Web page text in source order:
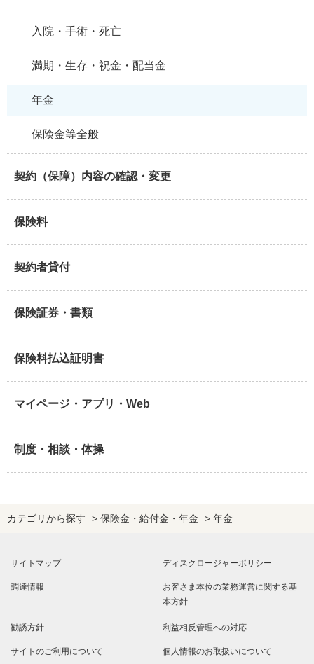
入院・手術・死亡
満期・生存・祝金・配当金
年金
保険金等全般
契約（保障）内容の確認・変更
保険料
契約者貸付
保険証券・書類
保険料払込証明書
マイページ・アプリ・Web
制度・相談・体操
カテゴリから探す > 保険金・給付金・年金 > 年金
サイトマップ ディスクロージャーポリシー
調達情報 お客さま本位の業務運営に関する基
本方針
勧誘方針 利益相反管理への対応
サイトのご利用について 個人情報のお取扱いについて